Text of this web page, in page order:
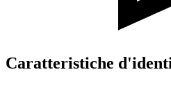
Caratteristiche